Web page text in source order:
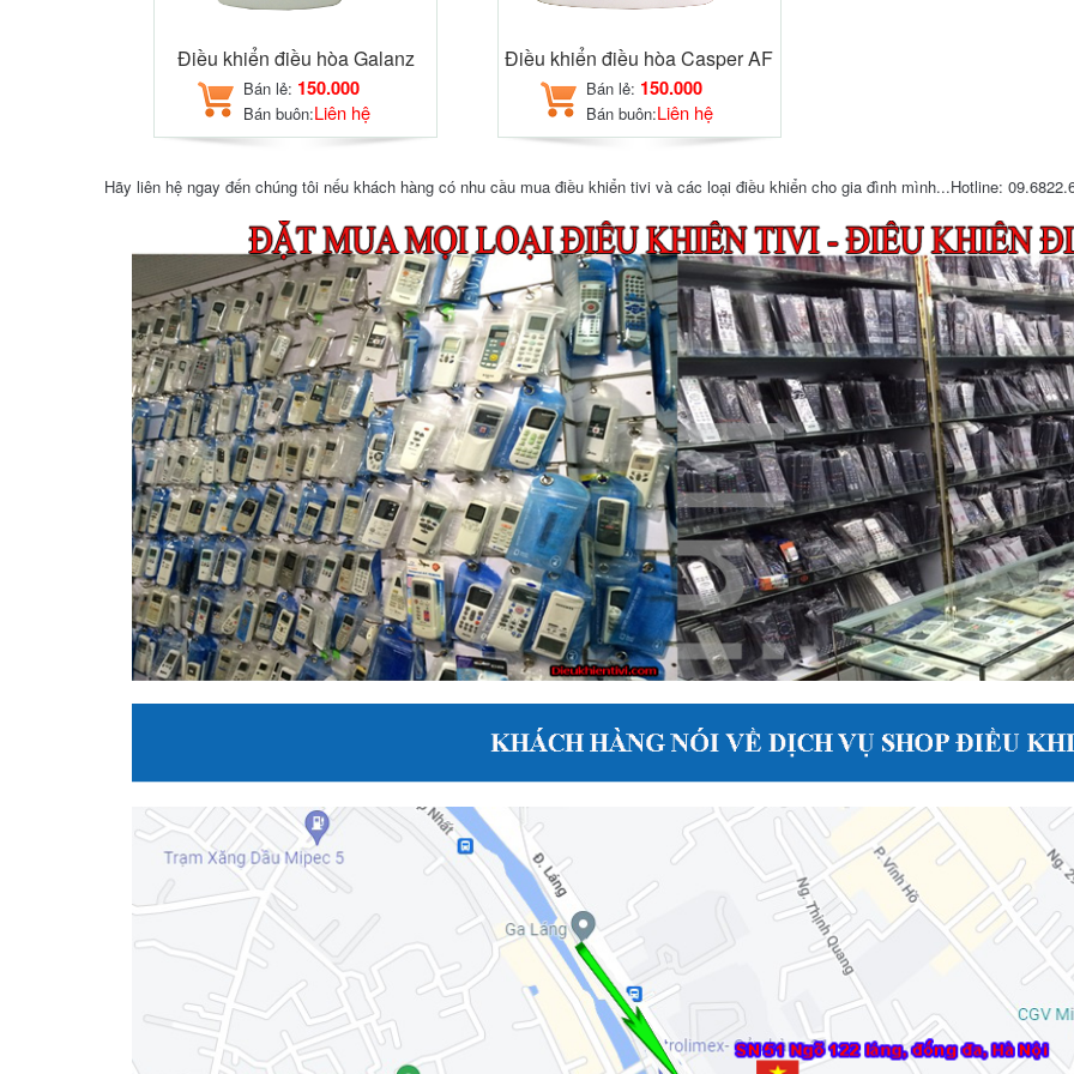
Điều khiển điều hòa Galanz
Bán lẻ: 150.000
Bán buôn:Liên hệ
Điều khiển điều hòa Casper AF
Bán lẻ: 150.000
Bán buôn:Liên hệ
Hãy liên hệ ngay đến chúng tôi nếu khách hàng có nhu cầu mua điều khiển tivi và các loại điều khiển cho gia đình mình...Hotline: